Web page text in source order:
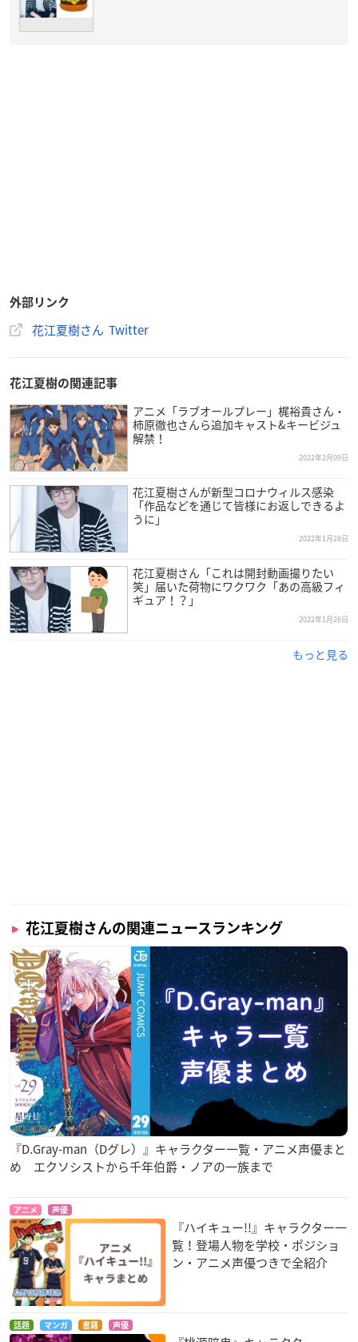
外部リンク
花江夏樹さん Twitter
花江夏樹の関連記事
アニメ「ラブオールプレー」梶裕貴さん・
柿原徹也さんら追加キャスト&キービジュ
解禁！
2022年2月09日
花江夏樹さんが新型コロナウィルス感染
「作品などを通じて皆様にお返しできるよ
うに」
2022年1月28日
花江夏樹さん「これは開封動画撮りたい
笑」届いた荷物にワクワク「あの高級フィ
ギュア！？」
2022年1月26日
もっと見る
花江夏樹さんの関連ニュースランキング
『D.Gray-man（Dグレ）』キャラクター一覧・アニメ声優まと
め エクソシストから千年伯爵・ノアの一族まで
アニメ 声優
『ハイキュー!!』キャラクター一
覧！登場人物を学校・ポジショ
ン・アニメ声優つきで全紹介
話題 マンガ 書籍 声優